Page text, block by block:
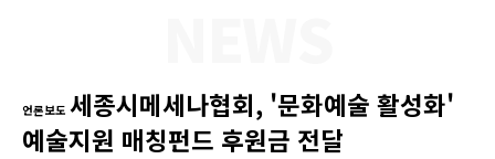
언론보도 세종시메세나협회, '문화예술 활성화'
예술지원 매칭펀드 후원금 전달